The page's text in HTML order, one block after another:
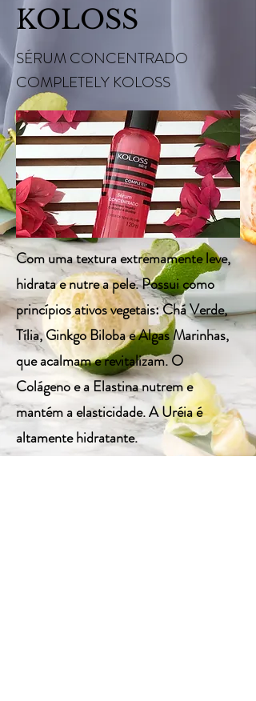
KOLOSS
SÉRUM CONCENTRADO
COMPLETELY KOLOSS
Com uma textura extremamente leve,
hidrata e nutre a pele. Possui como
princípios ativos vegetais: Chá Verde,
Tília, Ginkgo Biloba e Algas Marinhas,
que acalmam e revitalizam. O
Colágeno e a Elastina nutrem e
mantém a elasticidade. A Uréia é
altamente hidratante.